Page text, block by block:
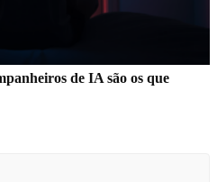
de IA são os que